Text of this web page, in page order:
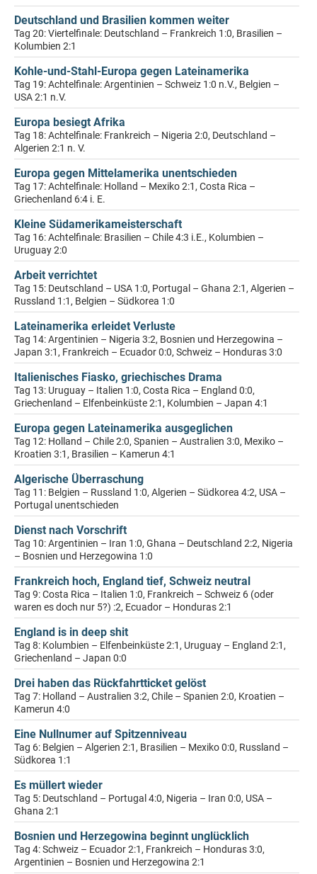
Deutschland und Brasilien kommen weiter
Tag 20: Viertelfinale: Deutschland – Frankreich 1:0, Brasilien –
Kolumbien 2:1
Kohle-und-Stahl-Europa gegen Lateinamerika
Tag 19: Achtelfinale: Argentinien – Schweiz 1:0 n.V., Belgien –
USA 2:1 n.V.
Europa besiegt Afrika
Tag 18: Achtelfinale: Frankreich – Nigeria 2:0, Deutschland –
Algerien 2:1 n. V.
Europa gegen Mittelamerika unentschieden
Tag 17: Achtelfinale: Holland – Mexiko 2:1, Costa Rica –
Griechenland 6:4 i. E.
Kleine Südamerikameisterschaft
Tag 16: Achtelfinale: Brasilien – Chile 4:3 i.E., Kolumbien –
Uruguay 2:0
Arbeit verrichtet
Tag 15: Deutschland – USA 1:0, Portugal – Ghana 2:1, Algerien –
Russland 1:1, Belgien – Südkorea 1:0
Lateinamerika erleidet Verluste
Tag 14: Argentinien – Nigeria 3:2, Bosnien und Herzegowina –
Japan 3:1, Frankreich – Ecuador 0:0, Schweiz – Honduras 3:0
Italienisches Fiasko, griechisches Drama
Tag 13: Uruguay – Italien 1:0, Costa Rica – England 0:0,
Griechenland – Elfenbeinküste 2:1, Kolumbien – Japan 4:1
Europa gegen Lateinamerika ausgeglichen
Tag 12: Holland – Chile 2:0, Spanien – Australien 3:0, Mexiko –
Kroatien 3:1, Brasilien – Kamerun 4:1
Algerische Überraschung
Tag 11: Belgien – Russland 1:0, Algerien – Südkorea 4:2, USA –
Portugal unentschieden
Dienst nach Vorschrift
Tag 10: Argentinien – Iran 1:0, Ghana – Deutschland 2:2, Nigeria
– Bosnien und Herzegowina 1:0
Frankreich hoch, England tief, Schweiz neutral
Tag 9: Costa Rica – Italien 1:0, Frankreich – Schweiz 6 (oder
waren es doch nur 5?) :2, Ecuador – Honduras 2:1
England is in deep shit
Tag 8: Kolumbien – Elfenbeinküste 2:1, Uruguay – England 2:1,
Griechenland – Japan 0:0
Drei haben das Rückfahrtticket gelöst
Tag 7: Holland – Australien 3:2, Chile – Spanien 2:0, Kroatien –
Kamerun 4:0
Eine Nullnumer auf Spitzenniveau
Tag 6: Belgien – Algerien 2:1, Brasilien – Mexiko 0:0, Russland –
Südkorea 1:1
Es müllert wieder
Tag 5: Deutschland – Portugal 4:0, Nigeria – Iran 0:0, USA –
Ghana 2:1
Bosnien und Herzegowina beginnt unglücklich
Tag 4: Schweiz – Ecuador 2:1, Frankreich – Honduras 3:0,
Argentinien – Bosnien und Herzegowina 2:1